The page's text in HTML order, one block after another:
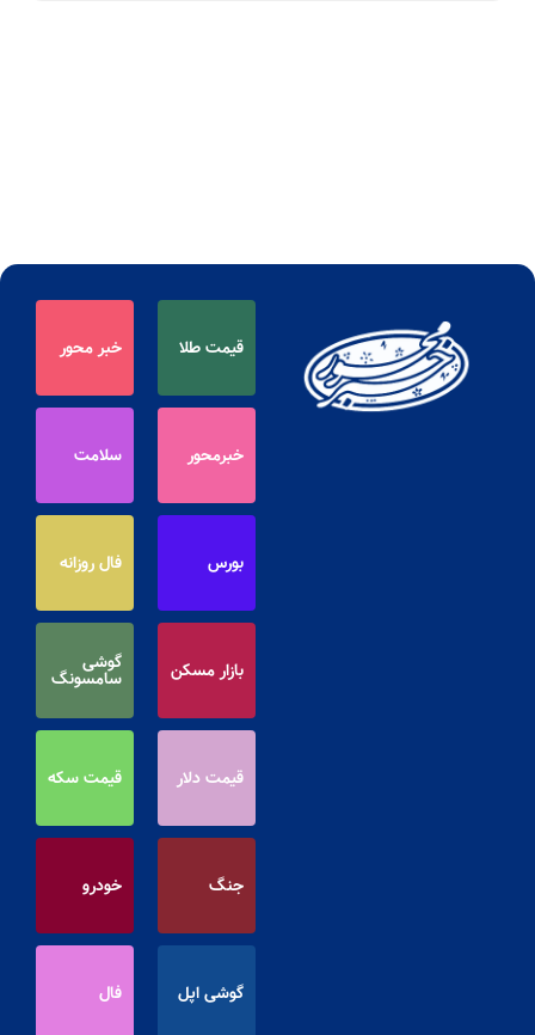
قیمت طلا خبر محور
خبرمحور سلامت
بورس فال روزانه
بازار مسکن گوشی
سامسونگ
قیمت دلار قیمت سکه
جنگ خودرو
گوشی اپل فال